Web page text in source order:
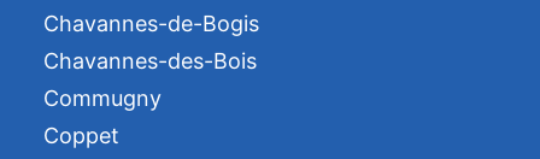
Chavannes-de-Bogis
Chavannes-des-Bois
Commugny
Coppet